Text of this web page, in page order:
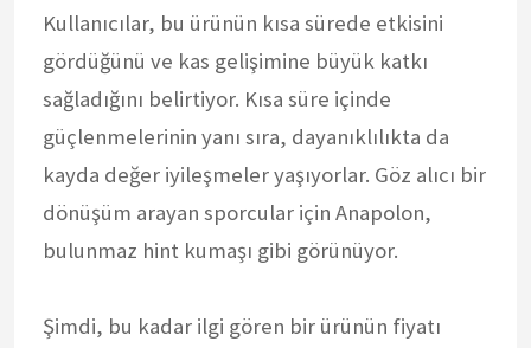
Kullanıcılar, bu ürünün kısa sürede etkisini
gördüğünü ve kas gelişimine büyük katkı
sağladığını belirtiyor. Kısa süre içinde
güçlenmelerinin yanı sıra, dayanıklılıkta da
kayda değer iyileşmeler yaşıyorlar. Göz alıcı bir
dönüşüm arayan sporcular için Anapolon,
bulunmaz hint kumaşı gibi görünüyor.
Şimdi, bu kadar ilgi gören bir ürünün fiyatı